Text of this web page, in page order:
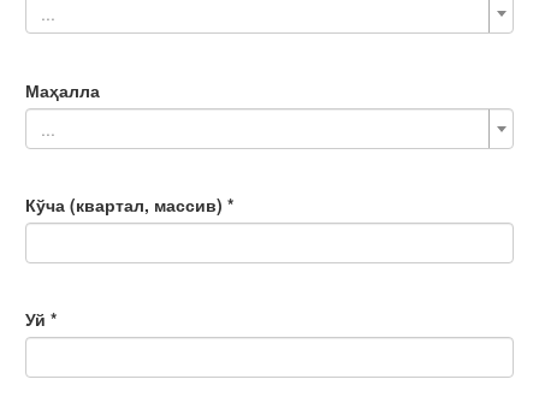
...
Маҳалла
...
Кўча (квартал, массив) *
Уй *